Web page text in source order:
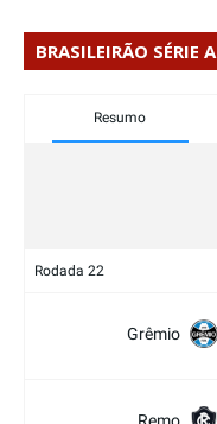
BRASILEIRÃO SÉRIE A
Resumo
Rodada 22
Grêmio
Remo